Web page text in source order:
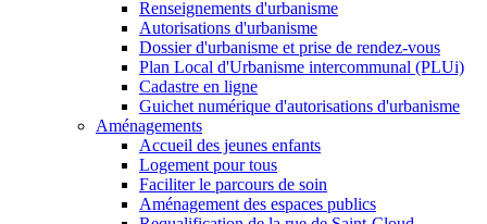
Renseignements d'urbanisme
Autorisations d'urbanisme
Dossier d'urbanisme et prise de rendez-vous
Plan Local d'Urbanisme intercommunal (PLUi)
Cadastre en ligne
Guichet numérique d'autorisations d'urbanisme
Aménagements
Accueil des jeunes enfants
Logement pour tous
Faciliter le parcours de soin
Aménagement des espaces publics